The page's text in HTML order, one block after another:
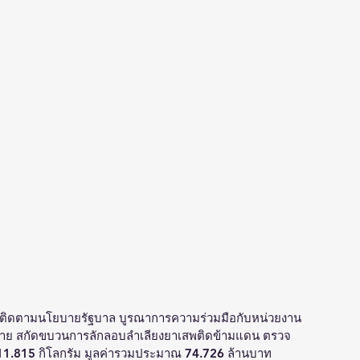
ดตามนโยบายรัฐบาล บูรณาการความร่วมมือกับหน่วยงาน
สกัดขบวนการลักลอบลำเลียงยาเสพติดข้ามแดน ตรวจ
กิโลกรัม มูลค่ารวมประมาณ 74.726 ล้านบาท